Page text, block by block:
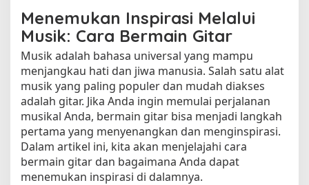
Menemukan Inspirasi Melalui
Musik: Cara Bermain Gitar
Musik adalah bahasa universal yang mampu
menjangkau hati dan jiwa manusia. Salah satu alat
musik yang paling populer dan mudah diakses
adalah gitar. Jika Anda ingin memulai perjalanan
musikal Anda, bermain gitar bisa menjadi langkah
pertama yang menyenangkan dan menginspirasi.
Dalam artikel ini, kita akan menjelajahi cara
bermain gitar dan bagaimana Anda dapat
menemukan inspirasi di dalamnya.